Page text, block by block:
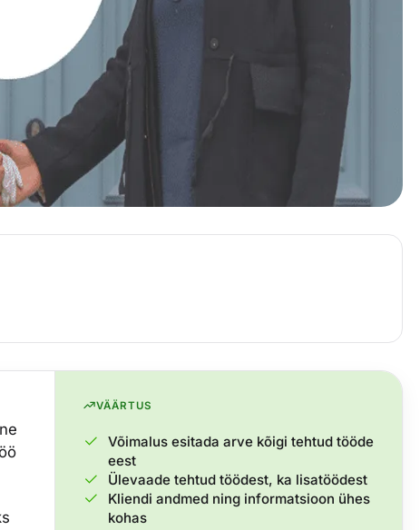
VÄÄRTUS
Võimalus esitada arve kõigi tehtud tööde
eest
Ülevaade tehtud töödest, ka lisatöödest
Kliendi andmed ning informatsioon ühes
kohas